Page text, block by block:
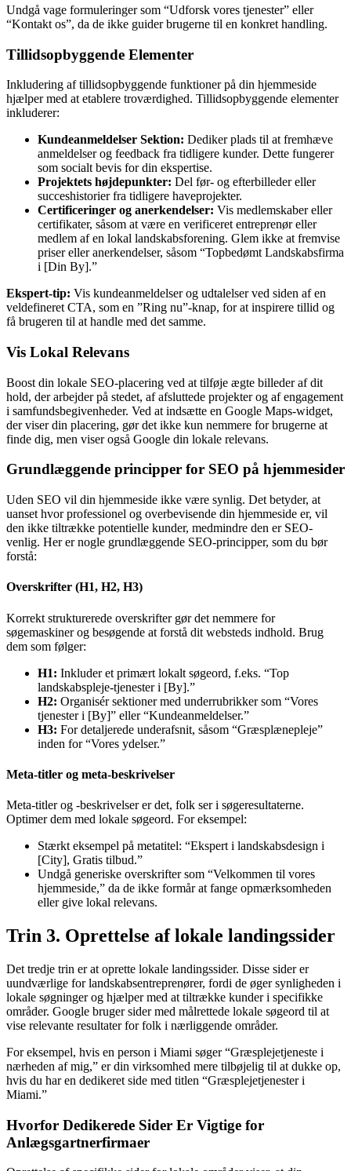
Undgå vage formuleringer som “Udforsk vores tjenester” eller
“Kontakt os”, da de ikke guider brugerne til en konkret handling.
Tillidsopbyggende Elementer
Inkludering af tillidsopbyggende funktioner på din hjemmeside
hjælper med at etablere troværdighed. Tillidsopbyggende elementer
inkluderer:
Kundeanmeldelser Sektion: Dediker plads til at fremhæve
anmeldelser og feedback fra tidligere kunder. Dette fungerer
som socialt bevis for din ekspertise.
Projektets højdepunkter: Del før- og efterbilleder eller
succeshistorier fra tidligere haveprojekter.
Certificeringer og anerkendelser: Vis medlemskaber eller
certifikater, såsom at være en verificeret entreprenør eller
medlem af en lokal landskabsforening. Glem ikke at fremvise
priser eller anerkendelser, såsom “Topbedømt Landskabsfirma
i [Din By].”
Ekspert-tip: Vis kundeanmeldelser og udtalelser ved siden af en
veldefineret CTA, som en ”Ring nu”-knap, for at inspirere tillid og
få brugeren til at handle med det samme.
Vis Lokal Relevans
Boost din lokale SEO-placering ved at tilføje ægte billeder af dit
hold, der arbejder på stedet, af afsluttede projekter og af engagement
i samfundsbegivenheder. Ved at indsætte en Google Maps-widget,
der viser din placering, gør det ikke kun nemmere for brugerne at
finde dig, men viser også Google din lokale relevans.
Grundlæggende principper for SEO på hjemmesider
Uden SEO vil din hjemmeside ikke være synlig. Det betyder, at
uanset hvor professionel og overbevisende din hjemmeside er, vil
den ikke tiltrække potentielle kunder, medmindre den er SEO-
venlig. Her er nogle grundlæggende SEO-principper, som du bør
forstå:
Overskrifter (H1, H2, H3)
Korrekt strukturerede overskrifter gør det nemmere for
søgemaskiner og besøgende at forstå dit websteds indhold. Brug
dem som følger:
H1: Inkluder et primært lokalt søgeord, f.eks. “Top
landskabspleje-tjenester i [By].”
H2: Organisér sektioner med underrubrikker som “Vores
tjenester i [By]” eller “Kundeanmeldelser.”
H3: For detaljerede underafsnit, såsom “Græsplænepleje”
inden for “Vores ydelser.”
Meta-titler og meta-beskrivelser
Meta-titler og -beskrivelser er det, folk ser i søgeresultaterne.
Optimer dem med lokale søgeord. For eksempel:
Stærkt eksempel på metatitel: “Ekspert i landskabsdesign i
[City], Gratis tilbud.”
Undgå generiske overskrifter som “Velkommen til vores
hjemmeside,” da de ikke formår at fange opmærksomheden
eller give lokal relevans.
Trin 3. Oprettelse af lokale landingssider
Det tredje trin er at oprette lokale landingssider. Disse sider er
uundværlige for landskabsentreprenører, fordi de øger synligheden i
lokale søgninger og hjælper med at tiltrække kunder i specifikke
områder. Google bruger sider med målrettede lokale søgeord til at
vise relevante resultater for folk i nærliggende områder.
For eksempel, hvis en person i Miami søger “Græsplejetjeneste i
nærheden af mig,” er din virksomhed mere tilbøjelig til at dukke op,
hvis du har en dedikeret side med titlen “Græsplejetjenester i
Miami.”
Hvorfor Dedikerede Sider Er Vigtige for
Anlægsgartnerfirmaer